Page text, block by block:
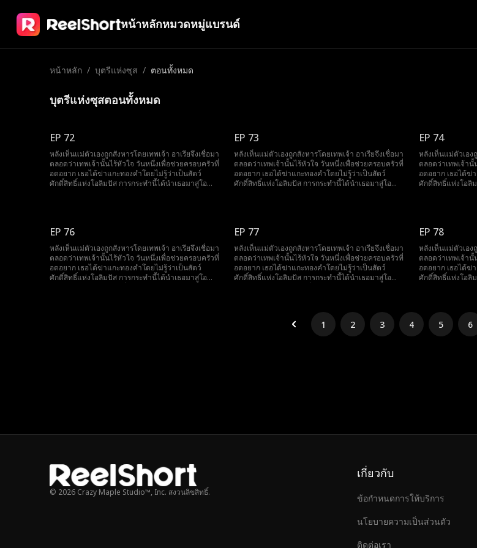
หน้าหลักหมวดหมู่แบรนด์
หน้าหลัก / บุตรีแห่งซุส / ตอนทั้งหมด
บุตรีแห่งซุสตอนทั้งหมด
EP 72
หลังเห็นแม่ตัวเองถูกสังหารโดยเทพเจ้า อาเรียจึงเชื่อมา
ตลอดว่าเทพเจ้านั้นไร้หัวใจ วันหนึ่งเพื่อช่วยครอบครัวที่
อดอยาก เธอได้ฆ่าแกะทองคำโดยไม่รู้ว่าเป็นสัตว์
ศักดิ์สิทธิ์แห่งโอลิมปัส การกระทำนี้ได้นำเธอมาสู่โอ
EP 73
หลังเห็นแม่ตัวเองถูกสังหารโดยเทพเจ้า อาเรียจึงเชื่อมา
ตลอดว่าเทพเจ้านั้นไร้หัวใจ วันหนึ่งเพื่อช่วยครอบครัวที่
อดอยาก เธอได้ฆ่าแกะทองคำโดยไม่รู้ว่าเป็นสัตว์
ศักดิ์สิทธิ์แห่งโอลิมปัส การกระทำนี้ได้นำเธอมาสู่โอ
EP 74
หลังเห็นแม่ตัวเอง
ตลอดว่าเทพเจ้า
อดอยาก เธอได้ฆ่
ศักดิ์สิทธิ์แห่งโอลิ
EP 76
หลังเห็นแม่ตัวเองถูกสังหารโดยเทพเจ้า อาเรียจึงเชื่อมา
ตลอดว่าเทพเจ้านั้นไร้หัวใจ วันหนึ่งเพื่อช่วยครอบครัวที่
อดอยาก เธอได้ฆ่าแกะทองคำโดยไม่รู้ว่าเป็นสัตว์
ศักดิ์สิทธิ์แห่งโอลิมปัส การกระทำนี้ได้นำเธอมาสู่โอ
EP 77
หลังเห็นแม่ตัวเองถูกสังหารโดยเทพเจ้า อาเรียจึงเชื่อมา
ตลอดว่าเทพเจ้านั้นไร้หัวใจ วันหนึ่งเพื่อช่วยครอบครัวที่
อดอยาก เธอได้ฆ่าแกะทองคำโดยไม่รู้ว่าเป็นสัตว์
ศักดิ์สิทธิ์แห่งโอลิมปัส การกระทำนี้ได้นำเธอมาสู่โอ
EP 78
หลังเห็นแม่ตัวเอง
ตลอดว่าเทพเจ้า
อดอยาก เธอได้ฆ่
ศักดิ์สิทธิ์แห่งโอลิ
1 2 3 4 5 6
© 2026 Crazy Maple Studio™, Inc. สงวนลิขสิทธิ์.
เกี่ยวกับ
ข้อกำหนดการให้บริการ
นโยบายความเป็นส่วนตัว
ติดต่อเรา